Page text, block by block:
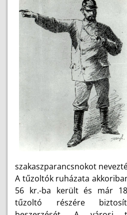
szakaszparancsnokot
A tűzoltók ruházata
56 kr.-ba került és már
tűzoltó részére